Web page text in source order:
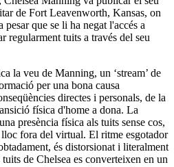
de Fort Leavenworth, Kansas, on
que se li ha negat l'accés a
regularment tuits a través del seu
la veu de Manning, un ‘stream’ de
per una bona causa
directes i personals, de la
física d'home a dona. La
presència física als tuits sense cos,
fora del virtual. El ritme esgotador
és distorsionat i literalment
de Chelsea es converteixen en un